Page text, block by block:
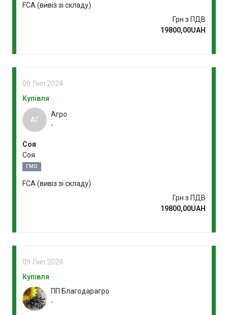
FCA (вивіз зі складу)
Грн з ПДВ
19800,00UAH
09 Лип 2024
Купівля
АГ
Агро
-
Соя
Соя
ГМО
FCA (вивіз зі складу)
Грн з ПДВ
19800,00UAH
09 Лип 2024
Купівля
ПП Благодарагро
-